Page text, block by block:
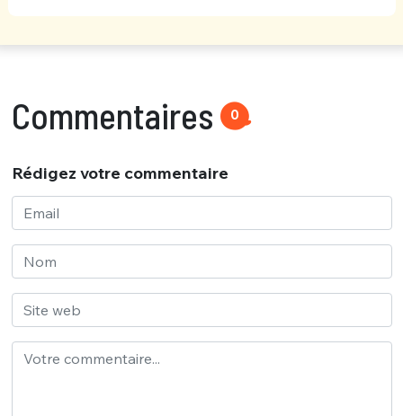
Commentaires 0
Rédigez votre commentaire